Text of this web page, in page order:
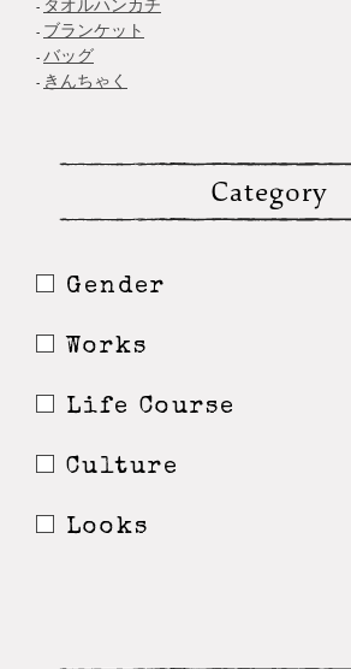
タオルハンカチ
ブランケット
バッグ
きんちゃく
Category
Gender
Works
Life Course
Culture
Looks